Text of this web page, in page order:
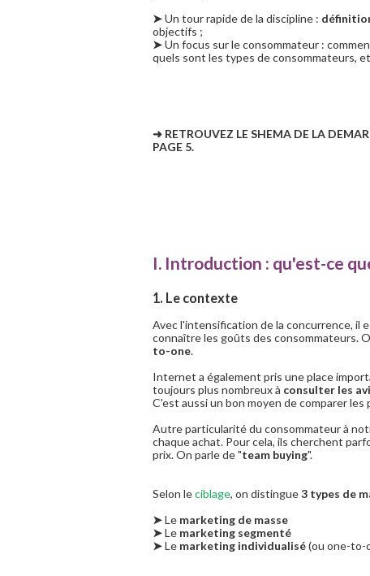
➤Un tour rapide de la discipline :
objectifs ;
➤Un focus sur le consommateur :
quels sont les types de consommateurs,
➜ RETROUVEZ LE SHEMA DE LA
PAGE 5.
I. Introduction : qu'est-ce
1. Le contexte
Avec l'intensification de la concurrence, il
connaître les goûts des consommateurs.
to-one.
Internet a également pris une place
toujours plus nombreux à consulter les
C'est aussi un bon moyen de comparer
Autre particularité du consommateur à
chaque achat. Pour cela, ils cherchent
prix. On parle de "team buying".
Selon leciblage, on distingue3 types de
➤Le marketing de masse
➤Le marketing segmenté
➤Le marketing individualisé(ou one-to-